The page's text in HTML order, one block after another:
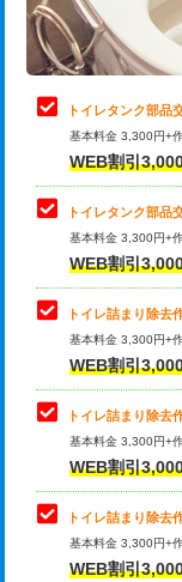
トイレタンク部品
基本料金 3,300円+
WEB割引
トイレタンク部品
基本料金 3,300円+
WEB割引
トイレ詰まり除去
基本料金 3,300円+
WEB割引
トイレ詰まり除去
基本料金 3,300円+
WEB割引
トイレ詰まり除
基本料金 3,300円+
WEB割引